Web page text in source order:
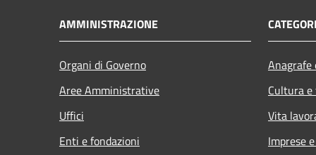
AMMINISTRAZIONE
Organi di Governo
Aree Amministrative
Uffici
Enti e fondazioni
Cultura
Vita
Imprese